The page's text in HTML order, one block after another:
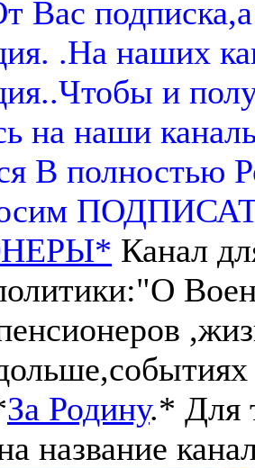
Вас
.На наших
и
на наши
В полностью
Канал
За Родину.* Для
название